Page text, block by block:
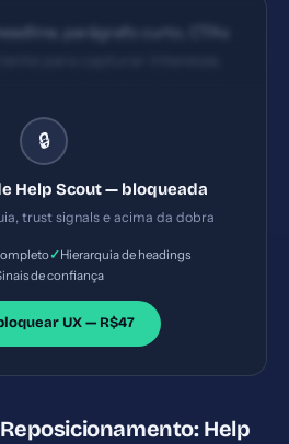
parágrafo curto, CTAs
hero, recursos, provas
a consistência de
🔒
Help Scout — bloqueada
trust signals e acima da dobra
✓Hierarquia de headings
de confiança
UX — R$47
Help